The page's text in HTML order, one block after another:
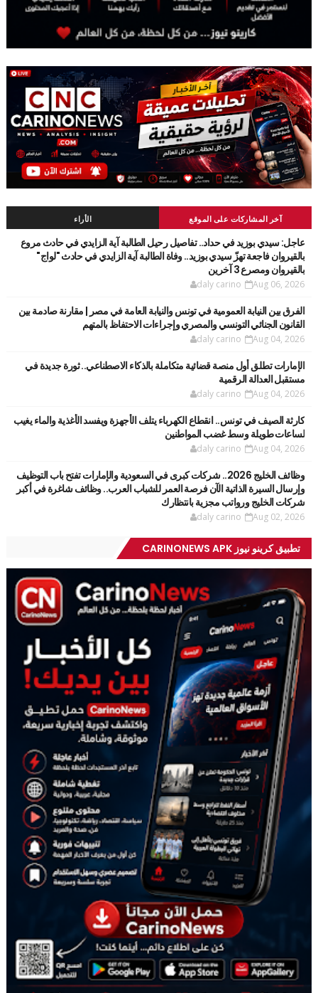
آخر المشاركات على الموقع الأراء
عاجل: سيدي بوزيد في حداد.. تفاصيل رحيل الطالبة آية الزايدي في حادث مروع
بالقيروان فاجعة تهزّ سيدي بوزيد.. وفاة الطالبة آية الزايدي في حادث "لواج"
بالقيروان ومصرع 3 آخرين
daly carino Aug 06, 2026
الفرق بين النيابة العمومية في تونس والنيابة العامة في مصر | مقارنة صادمة بين
القانون الجنائي التونسي والمصري وإجراءات الاحتفاظ بالمتهم
daly carino Aug 04, 2026
الإمارات تطلق أول منصة قضائية متكاملة بالذكاء الاصطناعي.. ثورة جديدة في
مستقبل العدالة الرقمية
daly carino Aug 04, 2026
كارثة الصيف في تونس.. انقطاع الكهرباء يتلف الأجهزة ويفسد الأغذية والماء يغيب
لساعات طويلة وسط غضب المواطنين
daly carino Aug 04, 2026
وظائف الخليج 2026.. شركات كبرى في السعودية والإمارات تفتح باب التوظيف
وإرسال السيرة الذاتية الآن فرصة العمر للشباب العرب.. وظائف شاغرة في أكبر
شركات الخليج ورواتب مجزية بانتظارك
daly carino Aug 02, 2026
تطبيق كرينو نيوز CARINONEWS APK